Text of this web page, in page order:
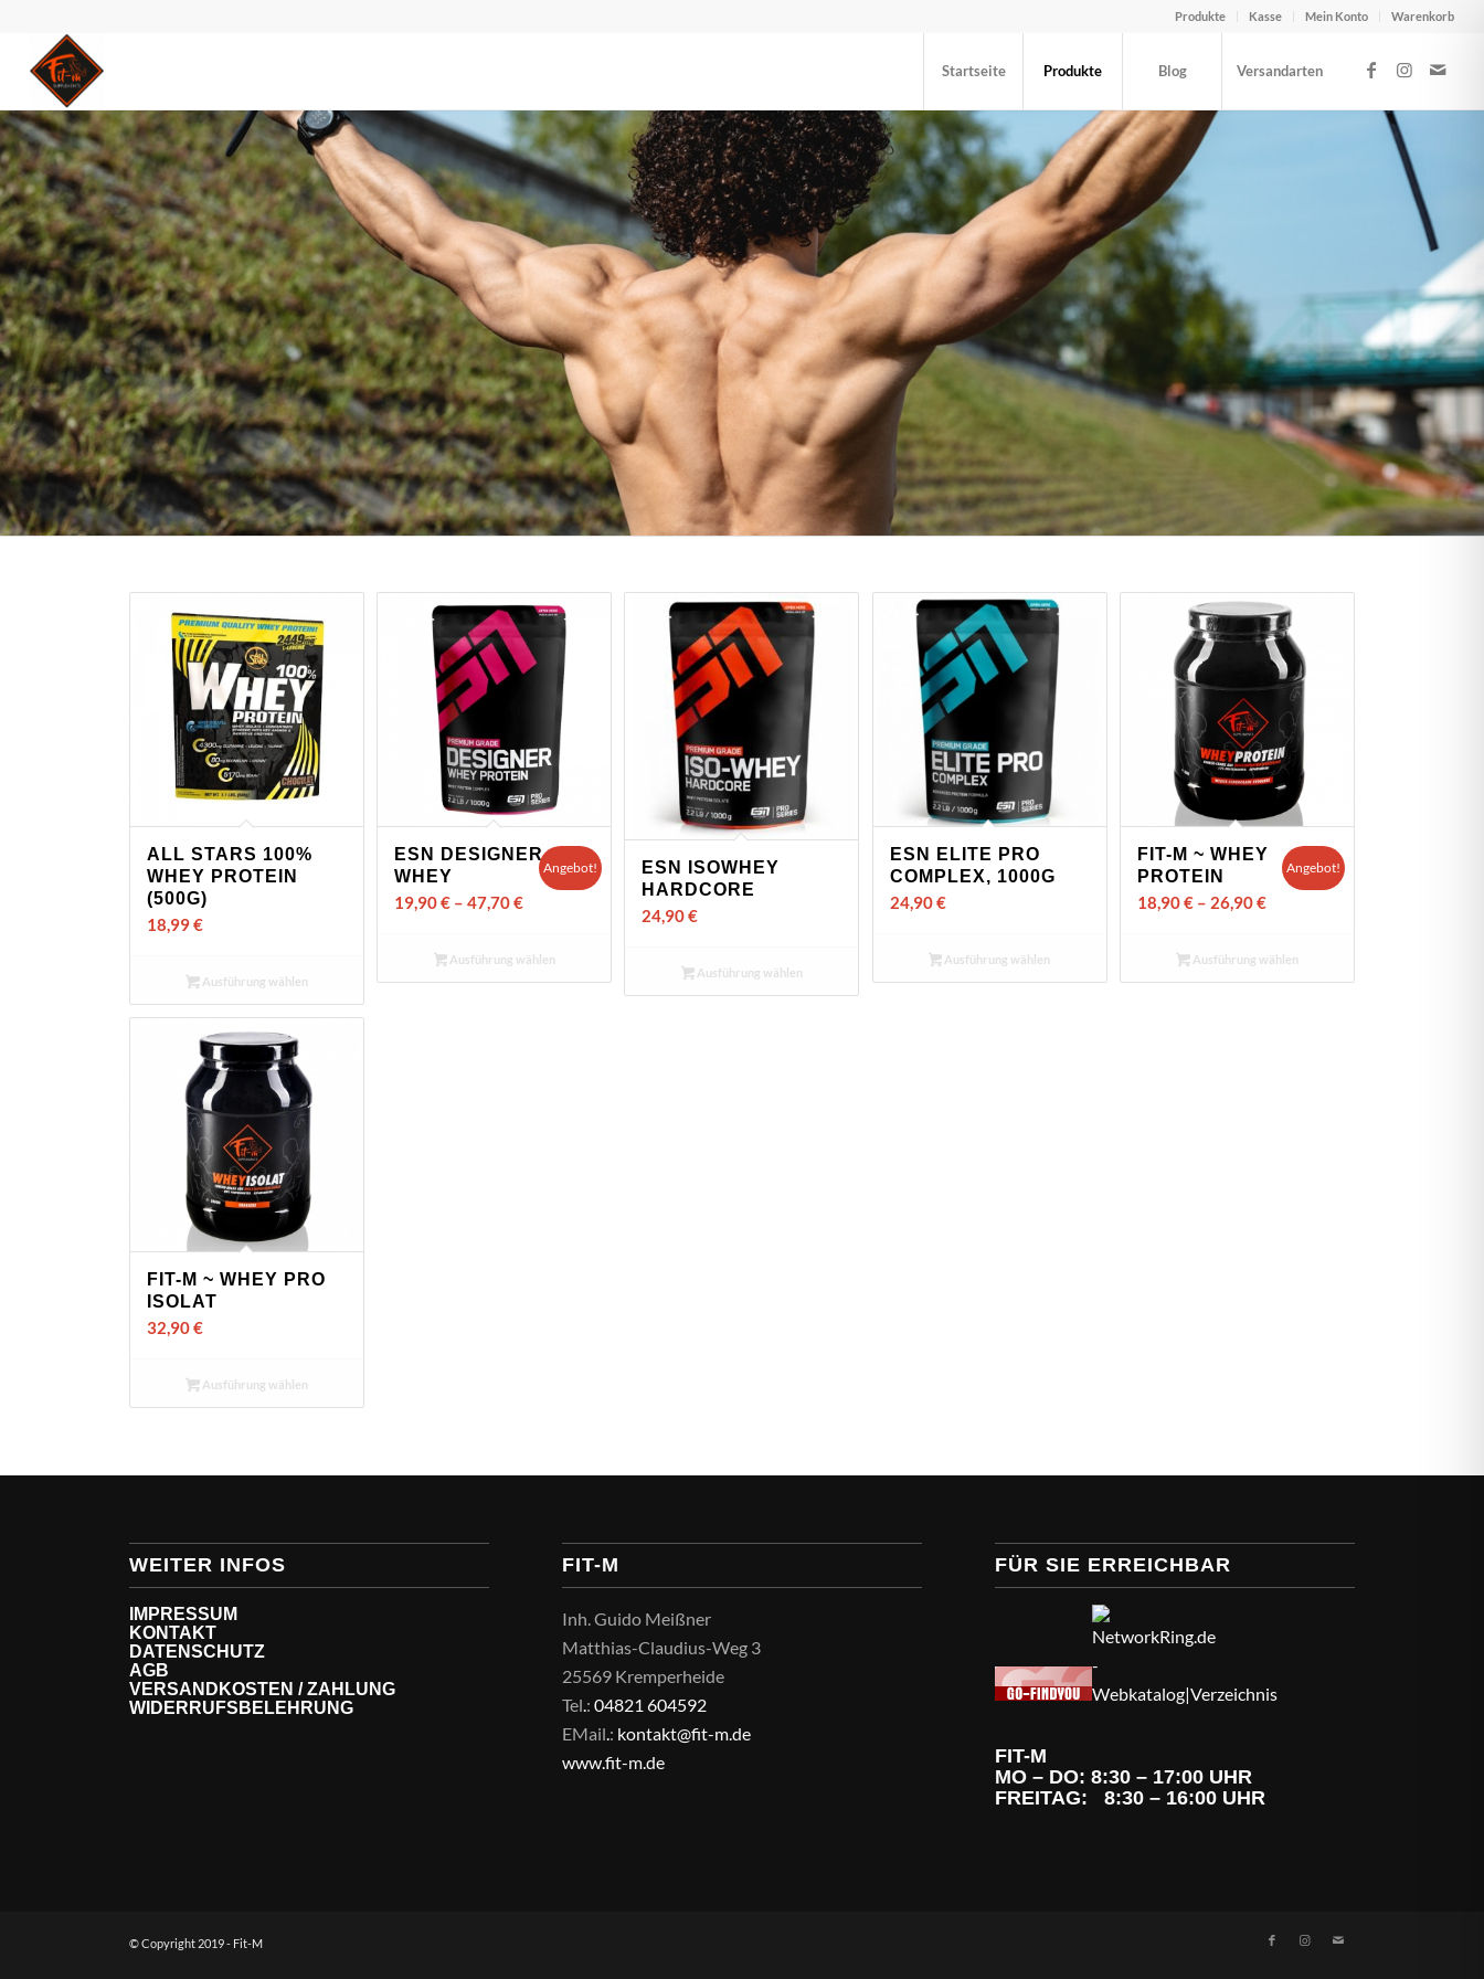
Produkte Kasse Mein Konto Warenkorb
Startseite Produkte Blog Versandarten
ALL STARS 100%
WHEY PROTEIN
(500G)
18,99€
Ausführung wählen
ESN DESIGNER
WHEY
19,90€ –47,70€
Angebot!
Ausführung wählen
ESN ISOWHEY
HARDCORE
24,90€
Ausführung wählen
ESN ELITE PRO
COMPLEX, 1000G
24,90€
Ausführung wählen
FIT-M ~ WHEY
PROTEIN
18,90€– 26,90€
Angebot!
Ausführung wählen
FIT-M ~ WHEY PRO
ISOLAT
32,90€
Ausführung wählen
WEITER INFOS
IMPRESSUM
KONTAKT
DATENSCHUTZ
AGB
VERSANDKOSTEN / ZAHLUNG
WIDERRUFSBELEHRUNG
FIT-M
Inh. Guido Meißner
Matthias-Claudius-Weg 3
25569 Kremperheide
Tel.:04821 604592
EMail.: kontakt@fit-m.de
www.fit-m.de
FÜR SIE ERREICHBAR
FIT-M
MO – DO: 8:30 – 17:00 UHR
FREITAG: 8:30 – 16:00 UHR
© Copyright 2019 - Fit-M